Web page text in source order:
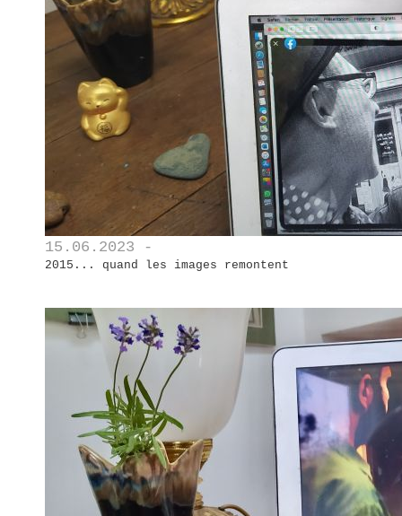
15.06.2023 -
2015... quand les images remontent